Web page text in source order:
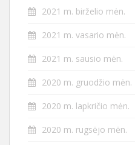
2021 m. birželio mėn.
2021 m. vasario mėn.
2021 m. sausio mėn.
2020 m. gruodžio mėn.
2020 m. lapkričio mėn.
2020 m. rugsėjo mėn.